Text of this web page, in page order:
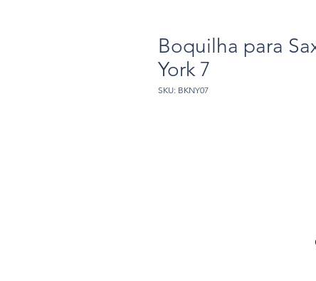
Boquilha para
York 7
SKU: BKNY07